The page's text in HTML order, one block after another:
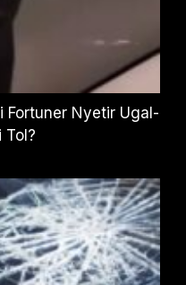
Fortuner Nyetir Ugal-
Tol?